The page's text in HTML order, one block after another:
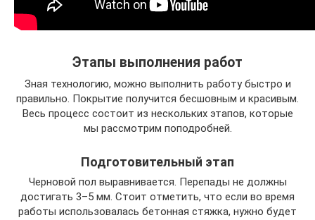
Этапы выполнения работ
Зная технологию, можно выполнить работу быстро и
правильно. Покрытие получится бесшовным и красивым.
Весь процесс состоит из нескольких этапов, которые
мы рассмотрим поподробней.
Подготовительный этап
Черновой пол выравнивается. Перепады не должны
достигать 3–5 мм. Стоит отметить, что если во время
работы использовалась бетонная стяжка, нужно будет